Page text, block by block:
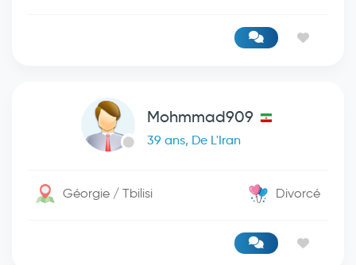
Mohmmad909
39 ans, De L'Iran
Géorgie / Tbilisi Divorcé